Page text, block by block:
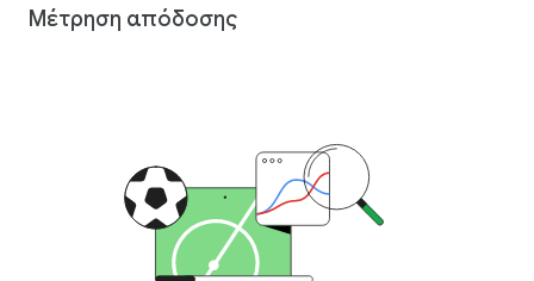
Μέτρηση απόδοσης